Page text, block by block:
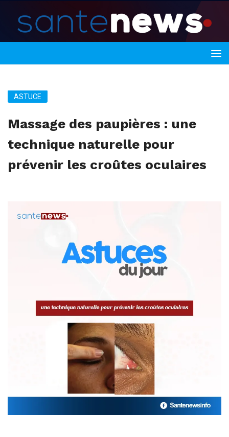
ASTUCE
Massage des paupières : une
technique naturelle pour
prévenir les croûtes oculaires